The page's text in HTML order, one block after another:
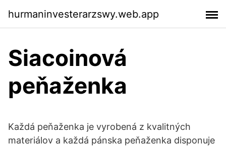
hurmaninvesterarzswy.web.app
Siacoinová
peňaženka
Každá peňaženka je vyrobená z kvalitných
materiálov a každá pánska peňaženka disponuje